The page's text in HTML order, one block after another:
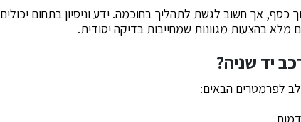
כסף, אך חשוב לגשת לתהליך בחוכמה. ידע וניסיון בתחום יכולים
בהצעות מגוונות שמחייבות בדיקה יסודית.
יד שניה?
לפרמטרים הבאים: